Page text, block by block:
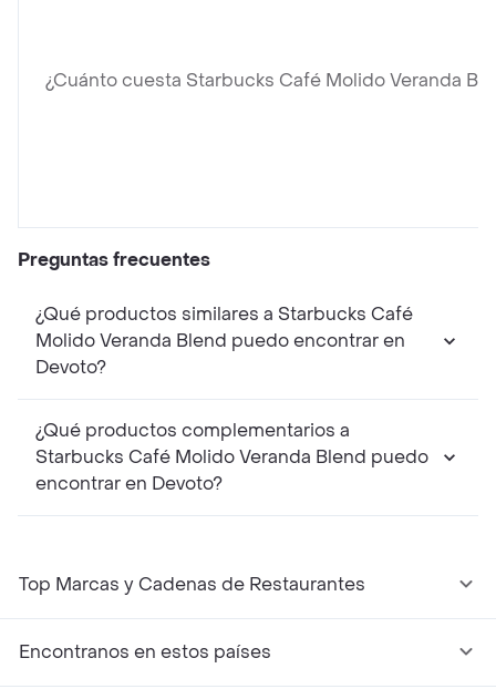
¿Cuánto cuesta Starbucks Café Molido Veranda
Preguntas frecuentes
¿Qué productos similares a Starbucks Café
Molido Veranda Blend puedo encontrar en
Devoto?
¿Qué productos complementarios a
Starbucks Café Molido Veranda Blend puedo
encontrar en Devoto?
Top Marcas y Cadenas de Restaurantes
Encontranos en estos países